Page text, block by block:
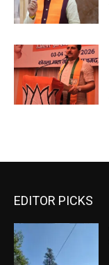
EDITOR PICKS